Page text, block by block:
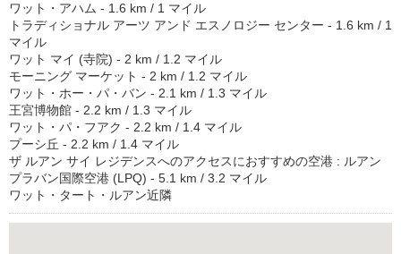
ワット・アハム - 1.6 km / 1 マイル
トラディショナル アーツ アンド エスノロジー センター - 1.6 km / 1
マイル
ワット マイ (寺院) - 2 km / 1.2 マイル
モーニング マーケット - 2 km / 1.2 マイル
ワット・ホー・パ・バン - 2.1 km / 1.3 マイル
王宮博物館 - 2.2 km / 1.3 マイル
ワット・パ・フアク - 2.2 km / 1.4 マイル
プーシ丘 - 2.2 km / 1.4 マイル
ザ ルアン サイ レジデンスへのアクセスにおすすめの空港 : ルアン
プラバン国際空港 (LPQ) - 5.1 km / 3.2 マイル
ワット・タート・ルアン近隣